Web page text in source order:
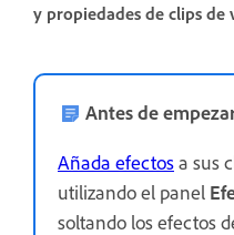
y propiedades de clips de
Antes de
Añada efectosa sus
utilizando el panel
soltando los efectos